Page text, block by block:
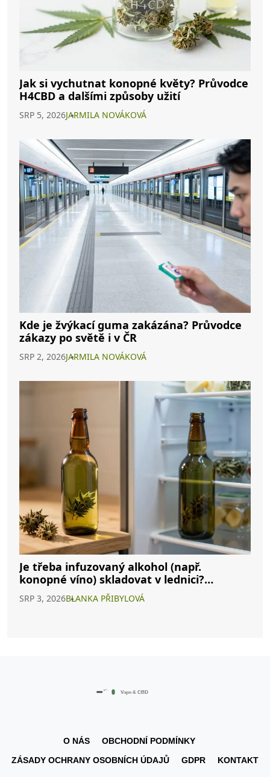
Jak si vychutnat konopné květy? Průvodce
H4CBD a dalšími způsoby užití
SRP 5, 2026JARMILA NOVÁKOVÁ
Kde je žvýkací guma zakázána? Průvodce
zákazy po světě i v ČR
SRP 2, 2026JARMILA NOVÁKOVÁ
Je třeba infuzovaný alkohol (např.
konopné víno) skladovat v lednici?
Kompletní průvodce
SRP 3, 2026BLANKA PŘIBYLOVÁ
O NÁS
OBCHODNÍ PODMÍNKY
ZÁSADY OCHRANY OSOBNÍCH ÚDAJŮ
GDPR KONTAKT